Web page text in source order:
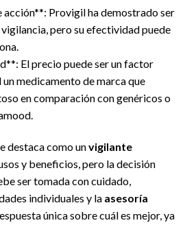
acción**: Provigil ha demostrado ser
pero su efectividad puede
El precio puede ser un factor
medicamento de marca que
en comparación con genéricos o
destaca como unvigilante
y beneficios, pero la decisión
ser tomada con cuidado,
individuales y la asesoría
única sobre cuál es mejor, ya